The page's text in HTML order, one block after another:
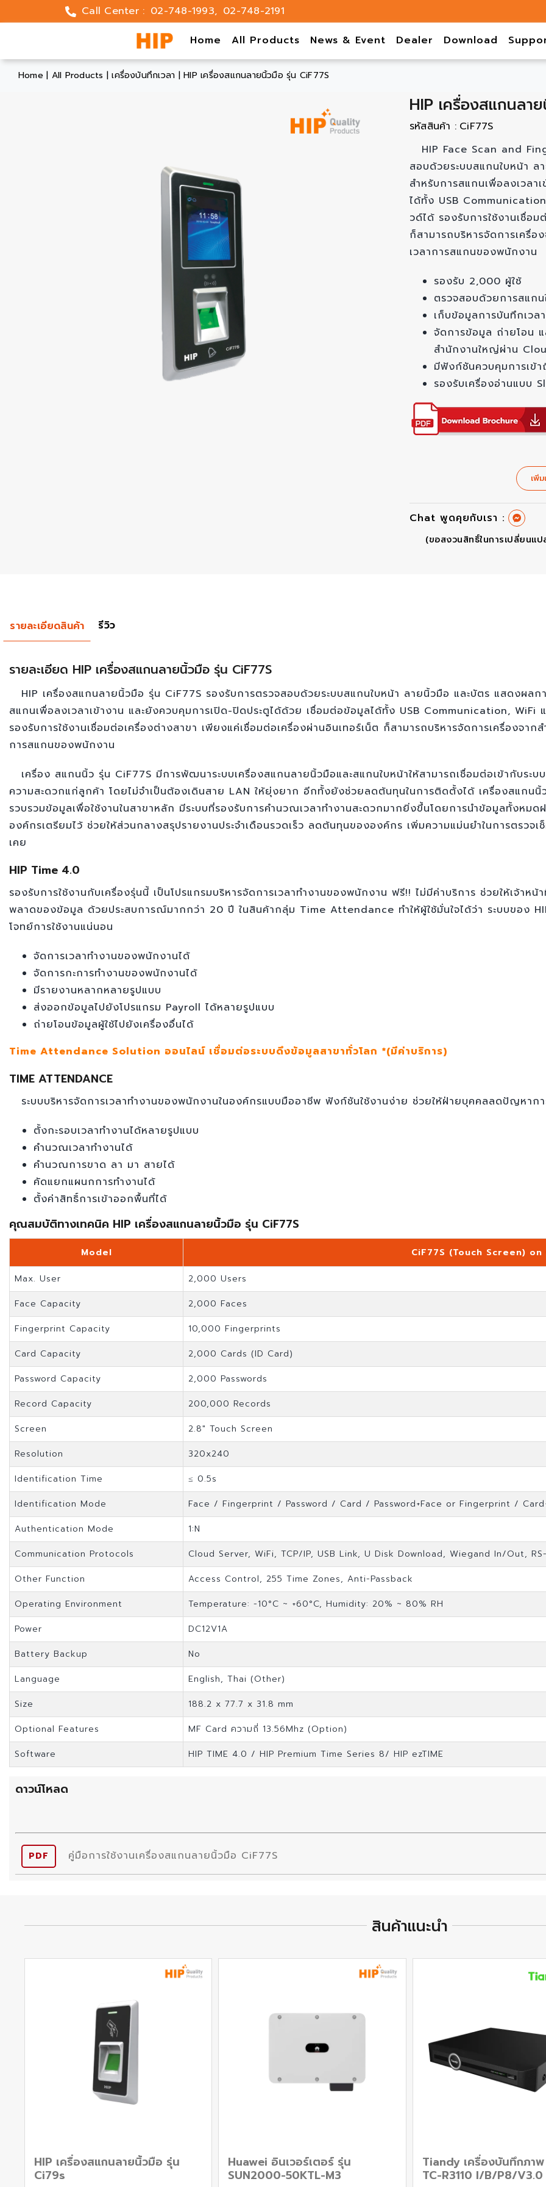
to
Call Center : 02-748-1993, 02-748-2191
Home
All Products News & Event Dealer Download
Home| All Products |เครื่องบันทึกเวลา |HIP เครื่องสแกนลายนิ้วมือ รุ่น CiF77S
HIP เครื่องสแกนลา
รหัสสินค้า : CiF77S
HIP Face Scan and
สอบด้วยระบบสแกนใบหน้า ล
สำหรับการสแกนเพื่อลงเวลา
ได้ทั้ง USB
วด์ได้ รองรับการใช้งานเชื่อ
ก็สามารถบริหารจัดการเครื่อ
เวลาการสแกนของพนักงาน
รองรับ 2,000 ผู้ใช้
ตรวจสอบด้วยการสแก
เก็บข้อมูลการบันทึกเว
จัดการข้อมูล ถ่ายโอน
สำนักงานใหญ่ผ่าน
มีฟังก์ชันควบคุมการเข้
รองรับเครื่องอ่านแบบ
เพิ่
Chat พูดคุยกับเรา :
(ขอสงวนสิทธิ์ในการเปลี่ยนแ
รายละเอียดสินค้า รีวิว
รายละเอียด HIP เครื่องสแกนลายนิ้วมือ รุ่น CiF77S
HIP เครื่องสแกนลายนิ้วมือ รุ่น CiF77S รองรับการตรวจสอบด้วยระบบสแกนใบหน้า ลายนิ้วมือ และบัตร แสดงผล
สแกนเพื่อลงเวลาเข้างาน และยังควบคุมการเปิด-ปิดประตูได้ด้วย เชื่อมต่อข้อมูลได้ทั้ง USB Communication,
รองรับการใช้งานเชื่อมต่อเครื่องต่างสาขา เพียงแค่เชื่อมต่อเครื่องผ่านอินเทอร์เน็ต ก็สามารถบริหารจัดการเครื่องจาก
การสแกนของพนักงาน
เครื่อง สแกนนิ้ว รุ่น CiF77S มีการพัฒนาระบบเครื่องสแกนลายนิ้วมือและสแกนใบหน้าให้สามารถเชื่อมต่อเข้ากับระ
ความสะดวกแก่ลูกค้า โดยไม่จำเป็นต้องเดินสาย LAN ให้ยุ่งยาก อีกทั้งยังช่วยลดต้นทุนในการติดตั้งได้ เครื่องสแกนนิ้
รวบรวมข้อมูลเพื่อใช้งานในสาขาหลัก มีระบบที่รองรับการคำนวณเวลาทำงานสะดวกมากยิ่งขึ้นโดยการนำข้อมูลทั้งห
องค์กรเตรียมไว้ ช่วยให้ส่วนกลางสรุปรายงานประจำเดือนรวดเร็ว ลดต้นทุนขององค์กร เพิ่มความแม่นยำในการตรวจ
เคย
HIP Time 4.0
รองรับการใช้งานกับเครื่องรุ่นนี้ เป็นโปรแกรมบริหารจัดการเวลาทำงานของพนักงาน ฟรี!! ไม่มีค่าบริการ ช่วยให้เจ้าห
พลาดของข้อมูล ด้วยประสบการณ์มากกว่า 20 ปี ในสินค้ากลุ่ม Time Attendance ทำให้ผู้ใช้มั่นใจได้ว่า ระบบของ
โจทย์การใช้งานแน่นอน
จัดการเวลาทำงานของพนักงานได้
จัดการกะการทำงานของพนักงานได้
มีรายงานหลากหลายรูปแบบ
ส่งออกข้อมูลไปยังโปรแกรม Payroll ได้หลายรูปแบบ
ถ่ายโอนข้อมูลผู้ใช้ไปยังเครื่องอื่นได้
Time Attendance Solution ออนไลน์ เชื่อมต่อระบบดึงข้อมูลสาขาทั่วโลก *(มีค่าบริการ)
TIME ATTENDANCE
ระบบบริหารจัดการเวลาทำงานของพนักงานในองค์กรแบบมืออาชีพ ฟังก์ชันใช้งานง่าย ช่วยให้ฝ่ายบุคคลลดปัญหาก
ตั้งกะรอบเวลาทำงานได้หลายรูปแบบ
คำนวณเวลาทำงานได้
คำนวณการขาด ลา มา สายได้
คัดแยกแผนกการทำงานได้
ตั้งค่าสิทธิ์การเข้าออกพื้นที่ได้
คุณสมบัติทางเทคนิค HIP เครื่องสแกนลายนิ้วมือ รุ่น CiF77S
Model CiF77S (Touch Screen) on
Max. User
2,000 Users
Face Capacity
2,000 Faces
Fingerprint Capacity
10,000 Fingerprints
Card Capacity
2,000 Cards (ID Card)
Password Capacity
2,000 Passwords
Record Capacity
200,000 Records
Screen
2.8" Touch Screen
Resolution
320x240
Identification Time
≤ 0.5s
Identification Mode
Face / Fingerprint / Password / Card / Password+Face or Fingerprint /
Authentication Mode
1:N
Communication Protocols
Cloud Server, WiFi, TCP/IP, USB Link, U Disk Download, Wiegand In/Out,
Other Function
Access Control, 255 Time Zones, Anti-Passback
Operating Environment
Temperature: -10°C ~ +60°C, Humidity: 20% ~ 80% RH
Power
DC12V1A
Battery Backup
No
Language
English, Thai (Other)
Size
188.2 x 77.7 x 31.8 mm
Optional Features
MF Card ความถี่ 13.56Mhz (Option)
Software
HIP TIME 4.0 / HIP Premium Time Series 8/ HIP ezTIME
ดาวน์โหลด
PDF คู่มือการใช้งานเครื่องสแกนลายนิ้วมือ CiF77S
สินค้าแนะนำ
HIP เครื่องสแกนลายนิ้วมือ รุ่น
Ci79s
Huawei อินเวอร์เตอร์ รุ่น
SUN2000-50KTL-M3
Tiandy เครื่องบันทึกภาพ
TC-R3110 I/B/P8/V3.0